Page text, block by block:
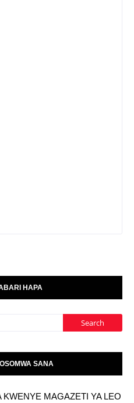
HAPA
SANA
KWENYE MAGAZETI YA LEO